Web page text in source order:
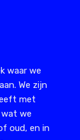
waar we
We zijn
met
wat we
oud, en in